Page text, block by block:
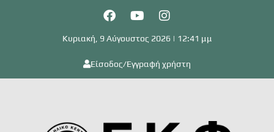
Κυριακή, 9 Αύγουστος 2026 | 12:41 μμ
Είσοδος/Εγγραφή χρήστη